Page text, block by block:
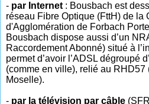
- par Internet : Bousbach est
réseau Fibre Optique (FttH) de la
d'Agglomération de Forbach
Bousbach dispose aussi d’un
Raccordement Abonné) situé à
permet d’avoir l’ADSL dégroupé
(comme en ville), relié au RHD57
Moselle).
- par la télévision par câble